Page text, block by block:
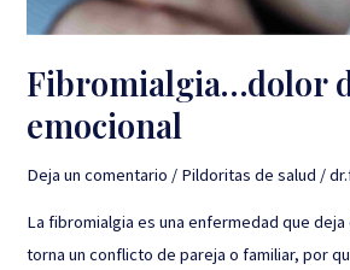
Fibromialgia…dolor
emocional
Deja un comentario / Pildoritas de salud /
La fibromialgia es una enfermedad que
torna un conflicto de pareja o familiar, por